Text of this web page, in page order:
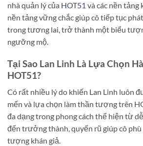
nhà quản lý của HOT51 và các nền tảng
nền tảng vững chắc giúp cô tiếp tục
trong tương lai, trở thành một biểu
ngưỡng mộ.
Tại Sao Lan Linh Là Lựa Chọn
HOT51?
Có rất nhiều lý do khiến Lan Linh luôn
mến và lựa chọn làm thần tượng trên
đa dạng trong phong cách thể hiện từ
đến trưởng thành, quyến rũ giúp cô
tượng khán giả.